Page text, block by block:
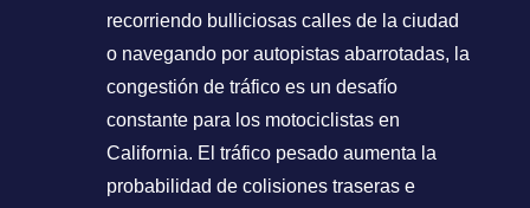
recorriendo bulliciosas calles de la ciudad
o navegando por autopistas abarrotadas, la
congestión de tráfico es un desafío
constante para los motociclistas en
California. El tráfico pesado aumenta la
probabilidad de colisiones traseras e